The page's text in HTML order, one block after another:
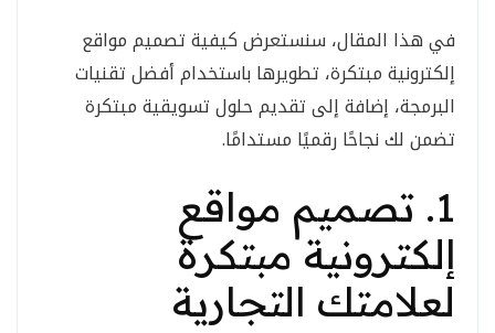
في هذا المقال، سنستعرض كيفية تصميم مواقع
إلكترونية مبتكرة، تطويرها باستخدام أفضل تقنيات
البرمجة، إضافة إلى تقديم حلول تسويقية مبتكرة
تضمن لك نجاحًا رقميًا مستدامًا.
1. تصميم مواقع
إلكترونية مبتكرة
لعلامتك التجارية